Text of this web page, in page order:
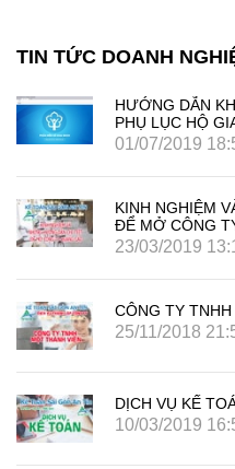
TIN TỨC DOANH
HƯỚNG DẪN
PHỤ LỤC HỘ
01/07/2019
KINH NGHIỆM
ĐỂ MỞ CÔNG
23/03/2019
CÔNG TY
25/11/2018
DỊCH VỤ KẾ
10/03/2019